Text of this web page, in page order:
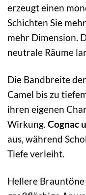
erzeugt einen
Schichten Sie
mehr Dimension.
neutrale Räume
Die Bandbreite
Camel bis zu
ihren eigenen
Wirkung. Cognac
aus, während
Tiefe verleiht.
Hellere